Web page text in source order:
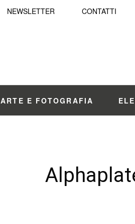
NEWSLETTER CONTATTI
ARTE E FOTOGRAFIA